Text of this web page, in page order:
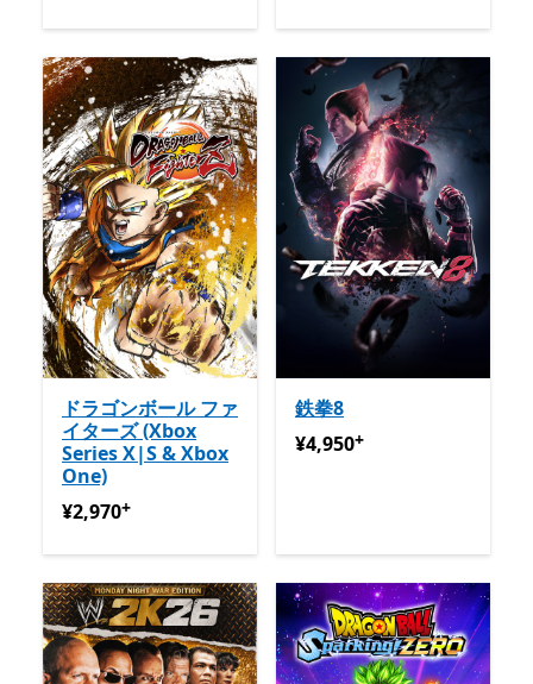
ドラゴンボール ファ
イターズ (Xbox
Series X|S & Xbox
One)
¥2,970アプリ内購入が提供されています
¥2,970+
鉄拳8
¥4,950アプリ内購入が提供
¥4,950+